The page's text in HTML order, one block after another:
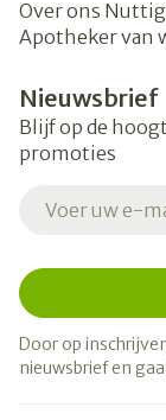
Over ons
Apotheker van
Nieuwsbrief
Blijf op de
promoties
Door op
nieuwsbrief en